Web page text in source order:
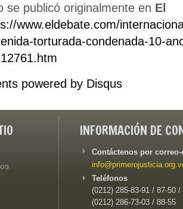
se publicó originalmente en El
www.eldebate.com/
torturada-condenada-10-
powered by Disqus
INFORMACIÓN DE
Contáctenos por
Teléfonos
(0212) 285-83-91 / 87-50 /
(0212) 286-73-03 / 88-55